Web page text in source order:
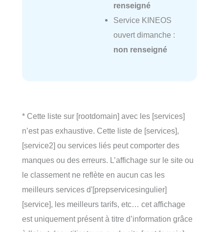
renseigné
Service KINEOS
ouvert dimanche :
non renseigné
* Cette liste sur [rootdomain] avec les [services]
n’est pas exhaustive. Cette liste de [services],
[service2] ou services liés peut comporter des
manques ou des erreurs. L’affichage sur le site ou
le classement ne reflète en aucun cas les
meilleurs services d'[prepservicesingulier]
[service], les meilleurs tarifs, etc… cet affichage
est uniquement présent à titre d’information grâce